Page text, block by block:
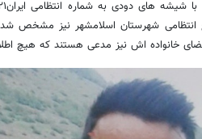
انتظامی شهرستان اسلامشهر نیز مشخص شد
خانواده اش نیز مدعی هستند که هیچ